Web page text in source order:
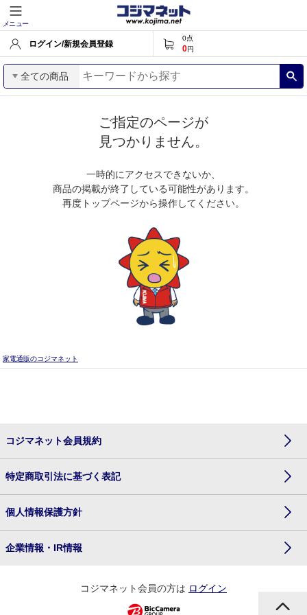
メニュー
ログイン/新規会員登録
0点
0円
全ての商品
ご指定のページが
見つかりません。
一時的にアクセスできないか、
商品の掲載が終了している可能性があります。
再度トップページから操作してください。
家電通販のコジマネット
コジマネット会員規約
特定商取引法に基づく表記
個人情報保護方針
企業情報・IR情報
コジマネット会員の方は ログイン